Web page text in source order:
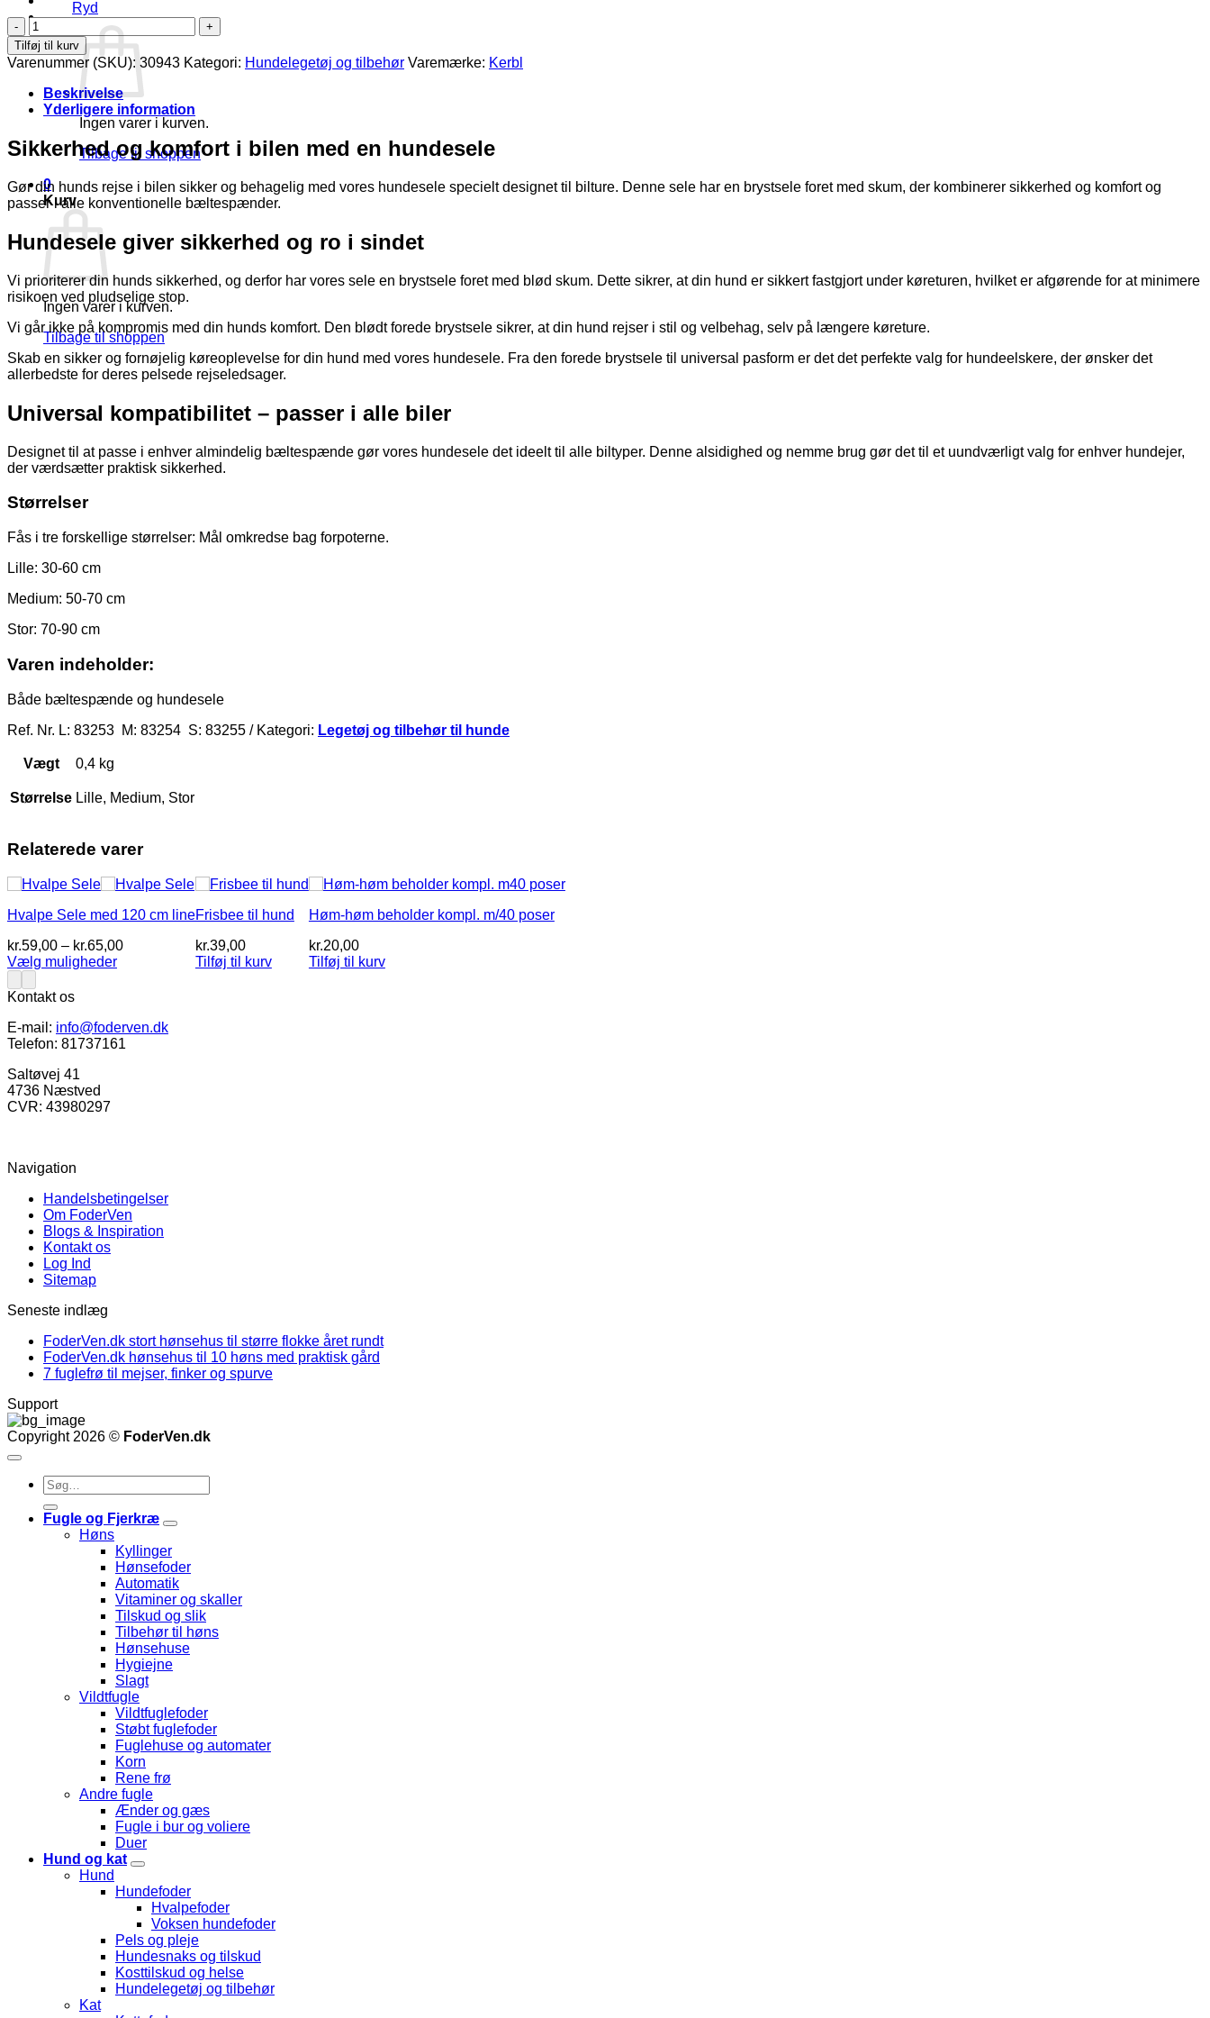
Kurv /kr.0,00 0
Ingen varer i kurven.
Tilbage til shoppen
0
Kurv
Ingen varer i kurven.
Tilbage til shoppen
Ryd
Hundesele
til
bil
antal
Tilføj til kurv
Varenummer (SKU): 30943 Kategori: Hundelegetøj og tilbehør Varemærke: Kerbl
Beskrivelse
Yderligere information
Sikkerhed og komfort i bilen med en hundesele
Gør din hunds rejse i bilen sikker og behagelig med vores hundesele specielt designet til bilture. Denne sele har en brystsele foret med skum, der kombinerer sikkerhed og komfort og
passer i alle konventionelle bæltespænder.
Hundesele giver sikkerhed og ro i sindet
Vi prioriterer din hunds sikkerhed, og derfor har vores sele en brystsele foret med blød skum. Dette sikrer, at din hund er sikkert fastgjort under køreturen, hvilket er afgørende for at minimere
risikoen ved pludselige stop.
Vi går ikke på kompromis med din hunds komfort. Den blødt forede brystsele sikrer, at din hund rejser i stil og velbehag, selv på længere køreture.
Skab en sikker og fornøjelig køreoplevelse for din hund med vores hundesele. Fra den forede brystsele til universal pasform er det det perfekte valg for hundeelskere, der ønsker det
allerbedste for deres pelsede rejseledsager.
Universal kompatibilitet – passer i alle biler
Designet til at passe i enhver almindelig bæltespænde gør vores hundesele det ideelt til alle biltyper. Denne alsidighed og nemme brug gør det til et uundværligt valg for enhver hundejer,
der værdsætter praktisk sikkerhed.
Størrelser
Fås i tre forskellige størrelser: Mål omkredse bag forpoterne.
Lille: 30-60 cm
Medium: 50-70 cm
Stor: 70-90 cm
Varen indeholder:
Både bæltespænde og hundesele
Ref. Nr. L: 83253 M: 83254 S: 83255 / Kategori: Legetøj og tilbehør til hunde
Vægt 0,4 kg
Størrelse Lille, Medium, Stor
Relaterede varer
Hvalpe Sele med 120 cm line
kr.59,00 – kr.65,00Prisinterval:
Vælg muligheder
vare
flere
varianter.
kan
vælges
på
Frisbee til hund
kr.39,00
Tilføj til kurv
Høm-høm beholder kompl. m/40 poser
kr.20,00
Tilføj til kurv
Kontakt os
E-mail: info@foderven.dk
Telefon: 81737161
Saltøvej 41
4736 Næstved
CVR: 43980297
Navigation
Handelsbetingelser
Om FoderVen
Blogs & Inspiration
Kontakt os
Log Ind
Sitemap
Seneste indlæg
FoderVen.dk stort hønsehus til større flokke året rundt
FoderVen.dk hønsehus til 10 høns med praktisk gård
7 fuglefrø til mejser, finker og spurve
Support
Copyright 2026 © FoderVen.dk
Søg
efter:
Fugle og Fjerkræ
Høns
Kyllinger
Hønsefoder
Automatik
Vitaminer og skaller
Tilskud og slik
Tilbehør til høns
Hønsehuse
Hygiejne
Slagt
Vildtfugle
Vildtfuglefoder
Støbt fuglefoder
Fuglehuse og automater
Korn
Rene frø
Andre fugle
Ænder og gæs
Fugle i bur og voliere
Duer
Hund og kat
Hund
Hundefoder
Hvalpefoder
Voksen hundefoder
Pels og pleje
Hundesnaks og tilskud
Kosttilskud og helse
Hundelegetøj og tilbehør
Kat